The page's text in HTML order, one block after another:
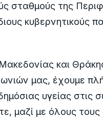
σταθμούς της
κυβερνητικούς
και
μας, έχουμε
υγείας στις
μαζί με όλους